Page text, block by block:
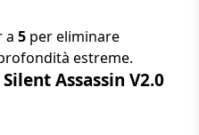
a 5 per eliminare
estreme.
Assassin V2.0